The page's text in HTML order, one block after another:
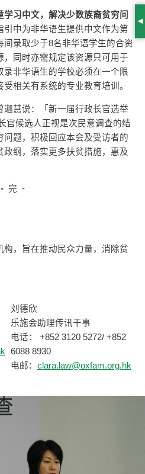
习中文，解决少数族裔贫穷问
引中为非华语生提供中文作为第
录取少于8名非华语学生的合资
同时亦需规定该资源只可用于
非华语生的学校必须在一个限
相关有系统的专业教育培训。
慧说：「新一届行政长官选举
官候选人正视是次民意调查的结
题，积极回应本会及受访者的
纲，落实更多扶贫措施，惠及
-完 -
，旨在推动民众力量，消除贫
刘德欣
乐施会助理传讯干事
电话： +852 3120 5272/ +852
6088 8930
电邮： clara.law@oxfam.org.hk